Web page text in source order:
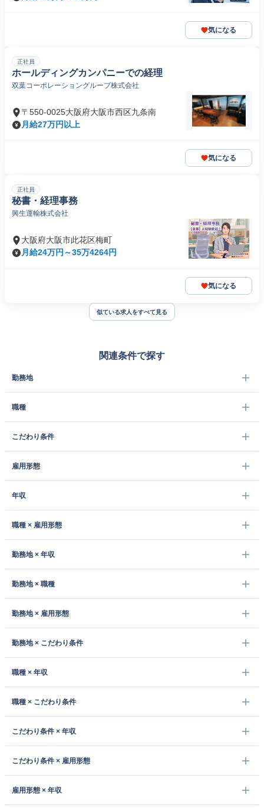
気になる
正社員
ホールディングカンパニーでの経理
双葉コーポレーショングループ株式会社
〒550-0025大阪府大阪市西区九条南
月給27万円以上
気になる
正社員
秘書・経理事務
興生運輸株式会社
大阪府大阪市此花区梅町
月給24万円～35万4264円
気になる
似ている求人をすべて見る
関連条件で探す
勤務地
職種
こだわり条件
雇用形態
年収
職種 × 雇用形態
勤務地 × 年収
勤務地 × 職種
勤務地 × 雇用形態
勤務地 × こだわり条件
職種 × 年収
職種 × こだわり条件
こだわり条件 × 年収
こだわり条件 × 雇用形態
雇用形態 × 年収